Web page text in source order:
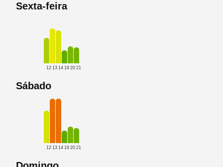
Sexta-feira
12 13 14 19 20 21
Sábado
12 13 14 19 20 21